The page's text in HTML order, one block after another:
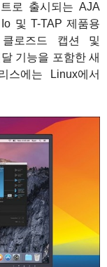
로 출시되는 AJA
및 T-TAP 제품용
로즈드 캡션 및
기능을 포함한 새
스에는 Linux에서